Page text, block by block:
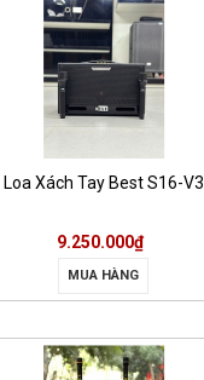
Loa Xách Tay Best S16-V3
9.250.000₫
MUA HÀNG